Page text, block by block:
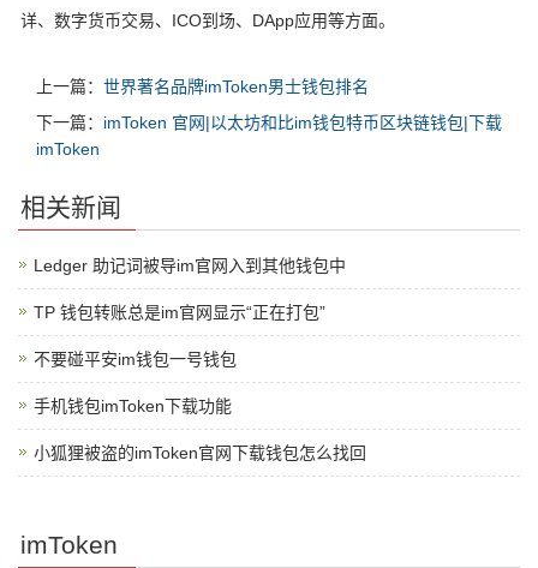
详、数字货币交易、ICO到场、DApp应用等方面。
上一篇： 世界著名品牌imToken男士钱包排名
下一篇： imToken 官网|以太坊和比im钱包特币区块链钱包|下载
imToken
相关新闻
Ledger 助记词被导im官网入到其他钱包中
TP 钱包转账总是im官网显示“正在打包”
不要碰平安im钱包一号钱包
手机钱包imToken下载功能
小狐狸被盗的imToken官网下载钱包怎么找回
imToken